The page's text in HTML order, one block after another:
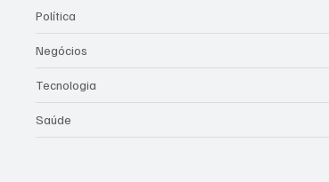
Política
Negócios
Tecnologia
Saúde